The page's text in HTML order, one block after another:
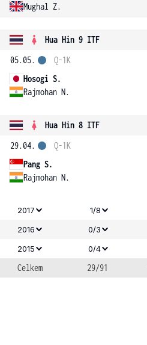
Mughal Z.
Hua Hin 9 ITF
05.05.
Hosogi S.
Rajmohan N.
Q-1K
Hua Hin 8 ITF
29.04.
Pang S.
Rajmohan N.
Q-1K
2017 1/8
2016
0/3
2015
0/4
Celkem 29/91